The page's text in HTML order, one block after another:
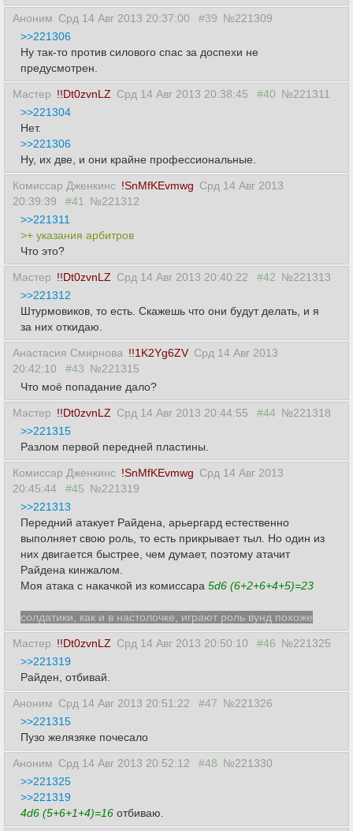
Аноним Срд 14 Авг 2013 20:37:00 #39 №221309
>>221306
Ну так-то против силового спас за доспехи не
предусмотрен.
Мастер !!Dt0zvnLZ Срд 14 Авг 2013 20:38:45 #40 №221311
>>221304
Нет.
>>221306
Ну, их две, и они крайне профессиональные.
Комиссар Дженкинс !SnMfKEvmwg Срд 14 Авг 2013
20:39:39
#41
№221312
>>221311
>+ указания арбитров
Что это?
Мастер !!Dt0zvnLZ Срд 14 Авг 2013 20:40:22 #42 №221313
>>221312
Штурмовиков, то есть. Скажешь что они будут делать, и я
за них откидаю.
Анастасия Смирнова !!1K2Yg6ZV Срд 14 Авг 2013
20:42:10
#43 №221315
Что моё попадание дало?
Мастер !!Dt0zvnLZ Срд 14 Авг 2013 20:44:55 #44 №221318
>>221315
Разлом первой передней пластины.
Комиссар Дженкинс !SnMfKEvmwg Срд 14 Авг 2013
20:45:44
#45 №221319
>>221313
Передний атакует Райдена, арьергард естественно
выполняет свою роль, то есть прикрывает тыл. Но один из
них двигается быстрее, чем думает, поэтому атачит
Райдена кинжалом.
Моя атака с накачкой из комиссара 5d6 (6+2+6+4+5)=23
солдатики, как и в настолочке, играют роль вунд похоже
Мастер !!Dt0zvnLZ Срд 14 Авг 2013 20:50:10 #46 №221325
>>221319
Райден, отбивай.
Аноним Срд 14 Авг 2013 20:51:22 #47 №221326
>>221315
Пузо желязяке почесало
Аноним Срд 14 Авг 2013 20:52:12 #48 №221330
>>221325
>>221319
4d6 (5+6+1+4)=16 отбиваю.